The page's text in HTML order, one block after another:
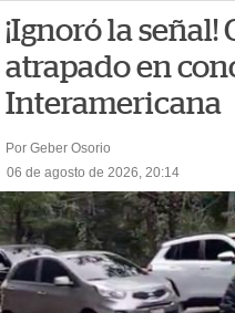
¡Ignoró la
atrapado en
Interamericana
Por Geber Osorio
06 de agosto de 2026, 20:14